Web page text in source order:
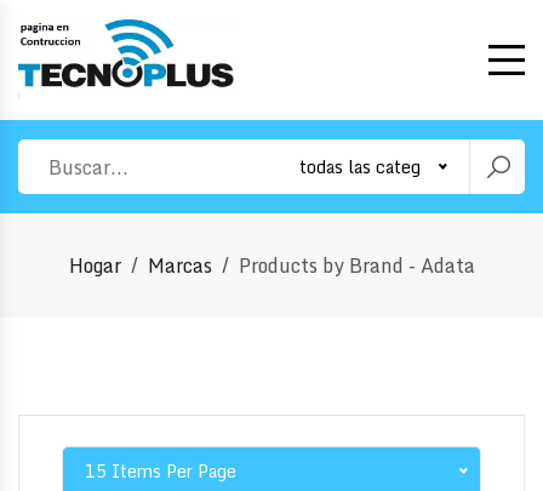
todas las categorias
Hogar Marcas Products by Brand - Adata
15 Items Per Page